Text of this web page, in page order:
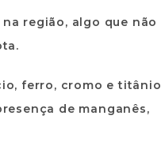
região, algo que não
ferro, cromo e titânio
de manganês,